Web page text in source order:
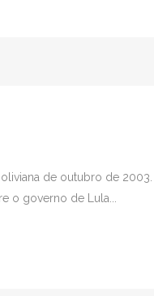
de outubro de
o governo de Lula...